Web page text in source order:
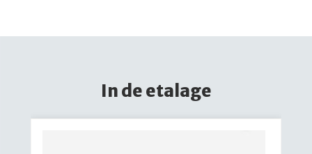
In de etalage